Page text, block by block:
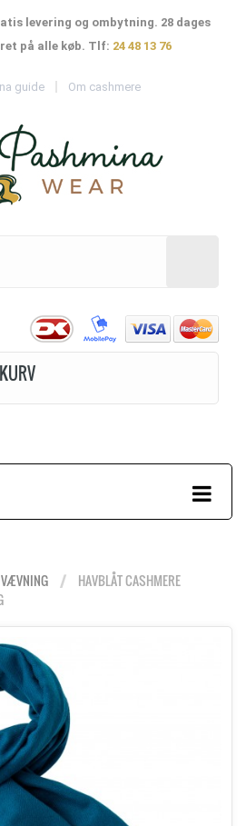
levering og ombytning. 28 dages
på alle køb. Tlf: 24 48 13 76
guide Om cashmere
HAVBLÅT CASHMERE